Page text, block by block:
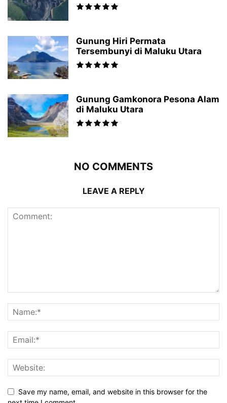
Gunung Hiri Permata
Tersembunyi di Maluku Utara
Gunung Gamkonora Pesona Alam
di Maluku Utara
NO COMMENTS
LEAVE A REPLY
Save my name, email, and website in this browser for the